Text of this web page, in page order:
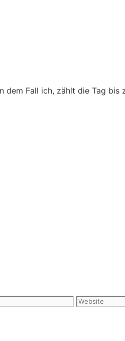
Fall ich, zählt die Tag
Website